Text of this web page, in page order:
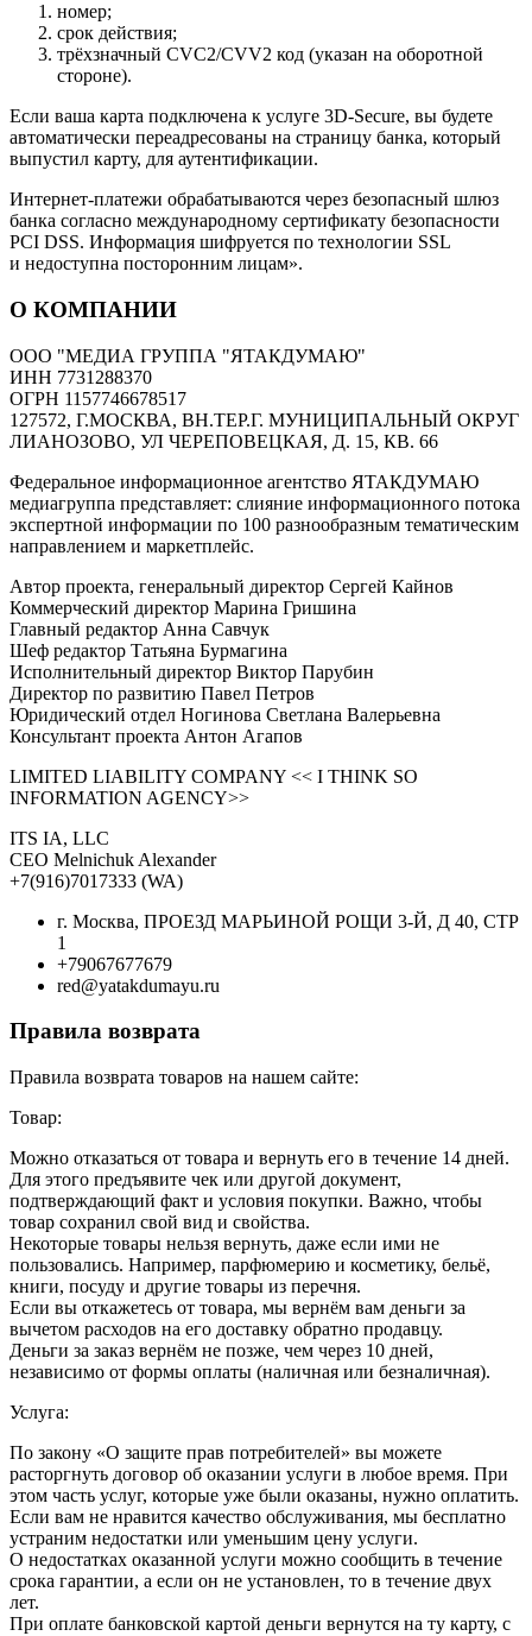
номер;
срок действия;
трёхзначный CVC2/CVV2 код (указан на оборотной
стороне).
Если ваша карта подключена к услуге 3D-Secure, вы будете
автоматически переадресованы на страницу банка, который
выпустил карту, для аутентификации.
Интернет-платежи обрабатываются через безопасный шлюз
банка согласно международному сертификату безопасности
PCI DSS. Информация шифруется по технологии SSL
и недоступна посторонним лицам».
О КОМПАНИИ
ООО "МЕДИА ГРУППА "ЯТАКДУМАЮ"
ИНН 7731288370
ОГРН 1157746678517
127572, Г.МОСКВА, ВН.ТЕР.Г. МУНИЦИПАЛЬНЫЙ ОКРУГ
ЛИАНОЗОВО, УЛ ЧЕРЕПОВЕЦКАЯ, Д. 15, КВ. 66
Федеральное информационное агентство ЯТАКДУМАЮ
медиагруппа представляет: слияние информационного потока
экспертной информации по 100 разнообразным тематическим
направлением и маркетплейс.
Автор проекта, генеральный директор Сергей Кайнов
Коммерческий директор Марина Гришина
Главный редактор Анна Савчук
Шеф редактор Татьяна Бурмагина
Исполнительный директор Виктор Парубин
Директор по развитию Павел Петров
Юридический отдел Ногинова Светлана Валерьевна
Консультант проекта Антон Агапов
LIMITED LIABILITY COMPANY << I THINK SO
INFORMATION AGENCY>>
ITS IA, LLC
CEO Melnichuk Alexander
+7(916)7017333 (WA)
г. Москва, ПРОЕЗД МАРЬИНОЙ РОЩИ 3-Й, Д 40, СТР
1
+79067677679
red@yatakdumayu.ru
Правила возврата
Правила возврата товаров на нашем сайте:
Товар:
Можно отказаться от товара и вернуть его в течение 14 дней.
Для этого предъявите чек или другой документ,
подтверждающий факт и условия покупки. Важно, чтобы
товар сохранил свой вид и свойства.
Некоторые товары нельзя вернуть, даже если ими не
пользовались. Например, парфюмерию и косметику, бельё,
книги, посуду и другие товары из перечня.
Если вы откажетесь от товара, мы вернём вам деньги за
вычетом расходов на его доставку обратно продавцу.
Деньги за заказ вернём не позже, чем через 10 дней,
независимо от формы оплаты (наличная или безналичная).
Услуга:
По закону «О защите прав потребителей» вы можете
расторгнуть договор об оказании услуги в любое время. При
этом часть услуг, которые уже были оказаны, нужно оплатить.
Если вам не нравится качество обслуживания, мы бесплатно
устраним недостатки или уменьшим цену услуги.
О недостатках оказанной услуги можно сообщить в течение
срока гарантии, а если он не установлен, то в течение двух
лет.
При оплате банковской картой деньги вернутся на ту карту, с